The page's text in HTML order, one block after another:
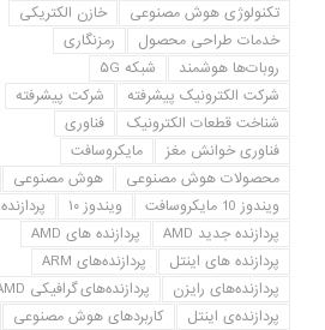
تکنولوژی هوش مصنوعی
خازن الکتریکی
خدمات طراحی محصول
رمزنگاری
روبات‌ها هوشمند
شبکه ۵G
شرکت الکترونیک پیشرفته
شرکت پیشرفته
شناخت قطعات الکترونیک
فناوری
فناوری خوانش مغز
مایکروسافت
محصولات هوش مصنوعی
هوش مصنوعی
ویندوز 10 مایکروسافت
ویندوز ۱۰
پردازنده
پردازنده جدید AMD
پردازنده های AMD
پردازنده های اینتل
پردازنده‌های ARM
پردازنده‌های رایزن
پردازنده‌های گرافیکی AMD
پردازنده‌ی اینتل
کاربردهای هوش مصنوعی